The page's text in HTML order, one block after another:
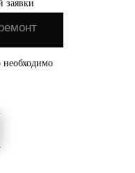
заявки
необходимо